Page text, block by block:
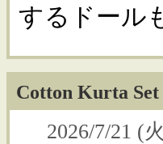
するドール
Cotton Kurta
2026/7/21 (